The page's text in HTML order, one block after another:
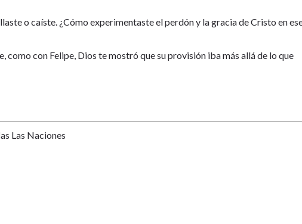
o caíste. ¿Cómo experimentaste el perdón y la gracia de Cristo en
como con Felipe, Dios te mostró que su provisión iba más allá de lo que
Las Naciones